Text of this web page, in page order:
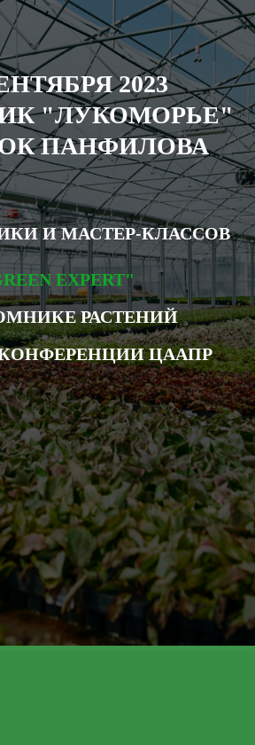
2023
"ЛУКОМОРЬЕ"
ПАНФИЛОВА
И МАСТЕР-КЛАССОВ
EXPERT"
РАСТЕНИЙ
ЦААПР